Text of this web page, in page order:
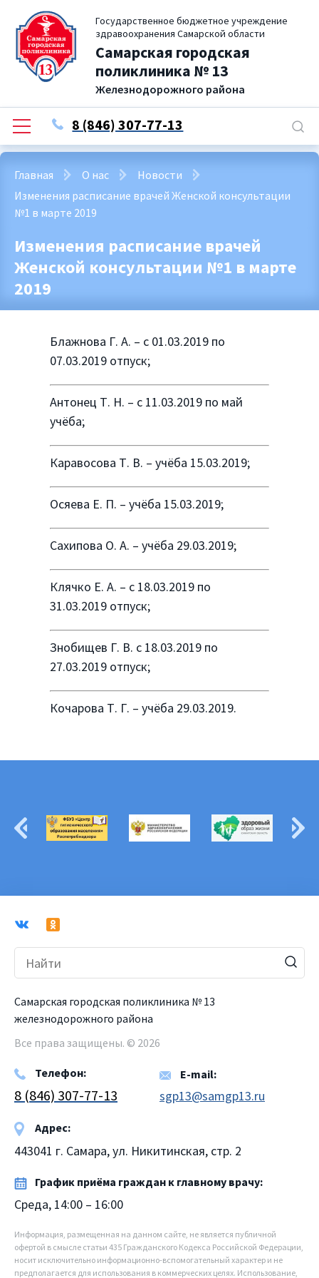
Государственное бюджетное учреждение
здравоохранения Самарской области
Самарская городская
поликлиника № 13
Железнодорожного района
8 (846) 307-77-13
Главная О нас
Новости
Изменения расписание врачей Женской консультации
№1 в марте 2019
Изменения расписание врачей
Женской консультации №1 в марте
2019
Блажнова Г. А. – с 01.03.2019 по
07.03.2019 отпуск;
Антонец Т. Н. – с 11.03.2019 по май
учёба;
Каравосова Т. В. – учёба 15.03.2019;
Осяева Е. П. – учёба 15.03.2019;
Сахипова О. А. – учёба 29.03.2019;
Клячко Е. А. – с 18.03.2019 по
31.03.2019 отпуск;
Знобищев Г. В. с 18.03.2019 по
27.03.2019 отпуск;
Кочарова Т. Г. – учёба 29.03.2019.
Самарская городская поликлиника № 13
железнодорожного района
Все права защищены. © 2026
Телефон:
8 (846) 307-77-13
E-mail:
sgp13@samgp13.ru
Адрес:
443041 г. Самара, ул. Никитинская, стр. 2
График приёма граждан к главному врачу:
Среда, 14:00 – 16:00
Информация, размещенная на данном сайте, не является публичной
офертой в смысле статьи 435 Гражданского Кодекса Российской Федерации,
носит исключительно информационно-вспомогательный характер и не
предполагается для использования в коммерческих целях. Использование,